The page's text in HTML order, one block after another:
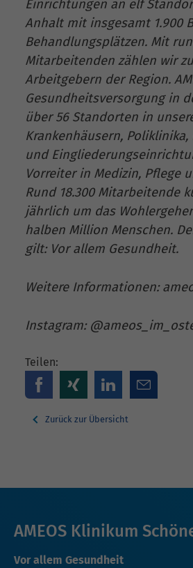
Einrichtungen an elf
Anhalt mit insgesamt 1.900
Behandlungsplätzen. Mit
Mitarbeitenden zählen wir
Arbeitgebern der Region.
Gesundheitsversorgung in
über 56 Standorten in
Krankenhäusern, Poliklinika,
und
Vorreiter in Medizin, Pflege
Rund 18.300 Mitarbeitende
jährlich um das
halben Million Menschen.
gilt: Vor allem Gesundheit.
Weitere Informationen:
Instagram:
Teilen:
Zurück zur Übersicht
AMEOS Klinikum
Vor allem Gesundheit